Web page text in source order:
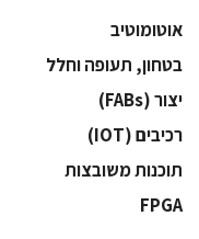
אוטומוטיב
בטחון, תעופה וחלל
‫יצור (‪(FABs‬‬
‫רכיבים‬ (IOT)
‫תוכנות משובצות‬
‫‪FPGA‬‬